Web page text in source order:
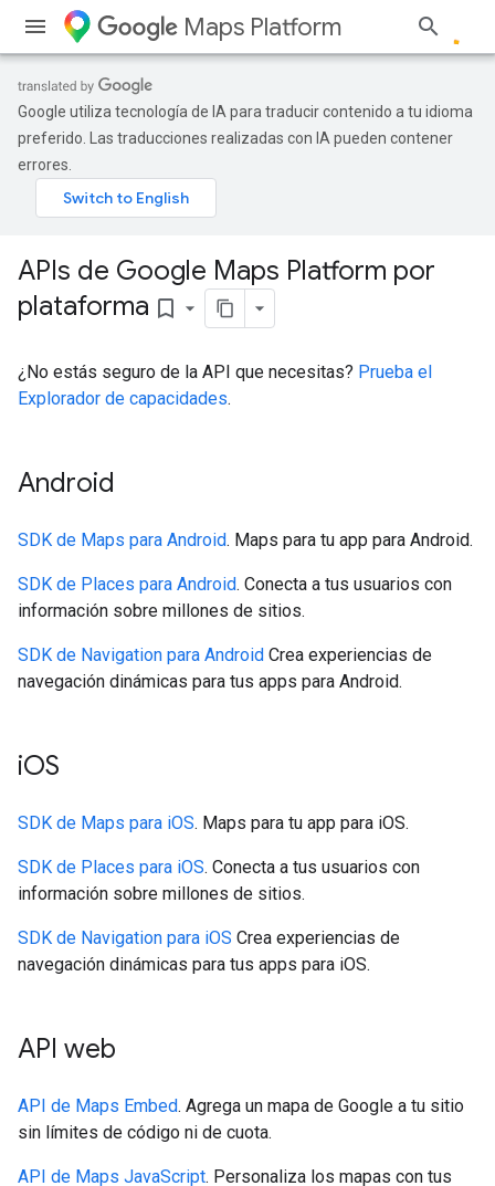
Maps Platform
Google utiliza tecnología de IA para traducir contenido a tu idioma
preferido. Las traducciones realizadas con IA pueden contener
errores.
APIs de Google Maps Platform por
plataforma bookmark_border
¿No estás seguro de la API que necesitas? Prueba el
Explorador de capacidades.
Android
SDK de Maps para Android. Maps para tu app para Android.
SDK de Places para Android. Conecta a tus usuarios con
información sobre millones de sitios.
SDK de Navigation para Android Crea experiencias de
navegación dinámicas para tus apps para Android.
iOS
SDK de Maps para iOS. Maps para tu app para iOS.
SDK de Places para iOS. Conecta a tus usuarios con
información sobre millones de sitios.
SDK de Navigation para iOS Crea experiencias de
navegación dinámicas para tus apps para iOS.
API web
API de Maps Embed. Agrega un mapa de Google a tu sitio
sin límites de código ni de cuota.
API de Maps JavaScript. Personaliza los mapas con tus